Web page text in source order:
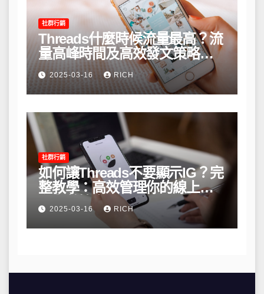
社群行銷
Threads什麼時候流量最高？流
量高峰時間及高效發文策略攻
略2025-03-16 RICH
社群行銷
如何讓Threads不要顯示IG？完
整教學：高效管理你的線上隱
私與數據安全
2025-03-16 RICH